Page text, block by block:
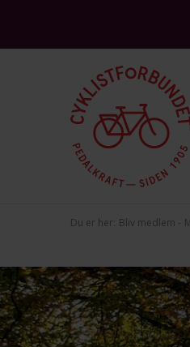
Du er her: Bliv medlem